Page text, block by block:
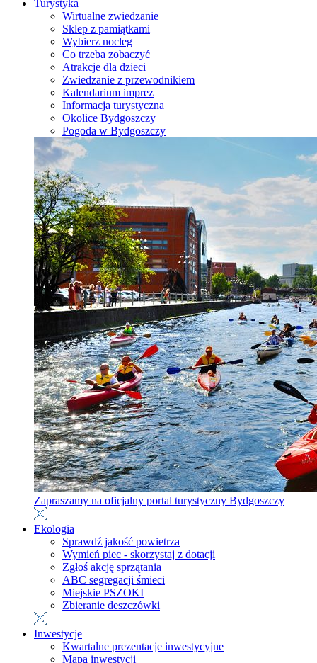
Turystyka
Wirtualne zwiedzanie
Sklep z pamiątkami
Wybierz nocleg
Co trzeba zobaczyć
Atrakcje dla dzieci
Zwiedzanie z przewodnikiem
Kalendarium imprez
Informacja turystyczna
Okolice Bydgoszczy
Pogoda w Bydgoszczy
Zapraszamy na oficjalny portal turystyczny Bydgoszczy
Ekologia
Sprawdź jakość powietrza
Wymień piec - skorzystaj z dotacji
Zgłoś akcję sprzątania
ABC segregacji śmieci
Miejskie PSZOKI
Zbieranie deszczówki
Inwestycje
Kwartalne prezentacje inwestycyjne
Mapa inwestycji